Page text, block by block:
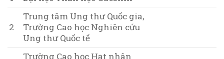
2
Trung tâm Ung thư Quốc gia,
Trường Cao học Nghiên cứu
Ung thư Quốc tế
Trường Cao học Hạt nhân